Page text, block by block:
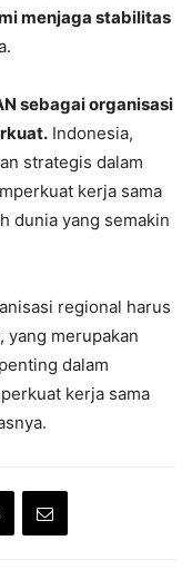
menjaga stabilitas
sebagai organisasi
Indonesia,
strategis dalam
kerja sama
dunia yang semakin
regional harus
yang merupakan
dalam
kerja sama